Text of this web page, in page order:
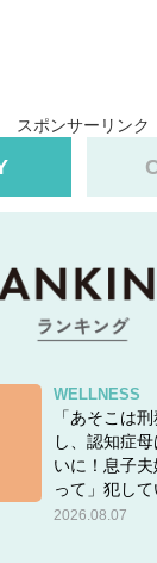
スポンサーリンク
WELLNESS
「あそこは
し、認知症
いに！息子
って」犯し
2026.08.07